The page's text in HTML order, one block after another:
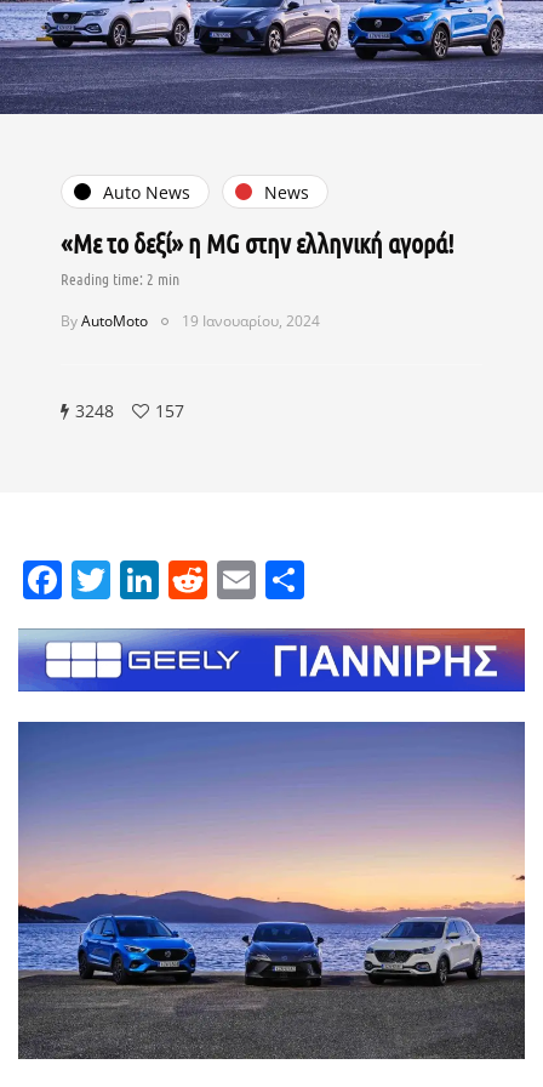
Auto News News
«Με το δεξί» η MG στην ελληνική αγορά!
ByAutoMoto 19 Ιανουαρίου, 2024
3248 157
Facebook
Twitter
LinkedIn
Reddit
Email